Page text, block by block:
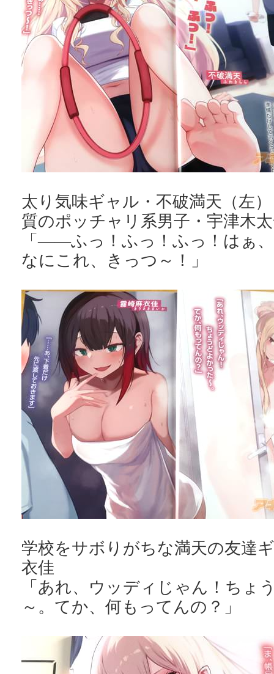
太り気味ギャル・不破満天（左
質のポッチャリ系男子・宇津木
「――ふっ！ふっ！ふっ！はぁ
なにこれ、きっつ～！」
学校をサボりがちな満天の友達
衣佳
「あれ、ウッディじゃん！ちょ
～。てか、何もってんの？」